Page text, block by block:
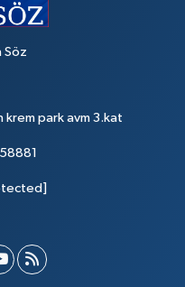
Söz
krem park avm 3.kat